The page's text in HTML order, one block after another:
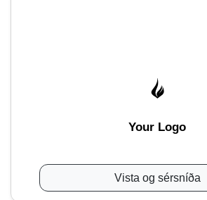
Your Logo
Vista og sérsníða